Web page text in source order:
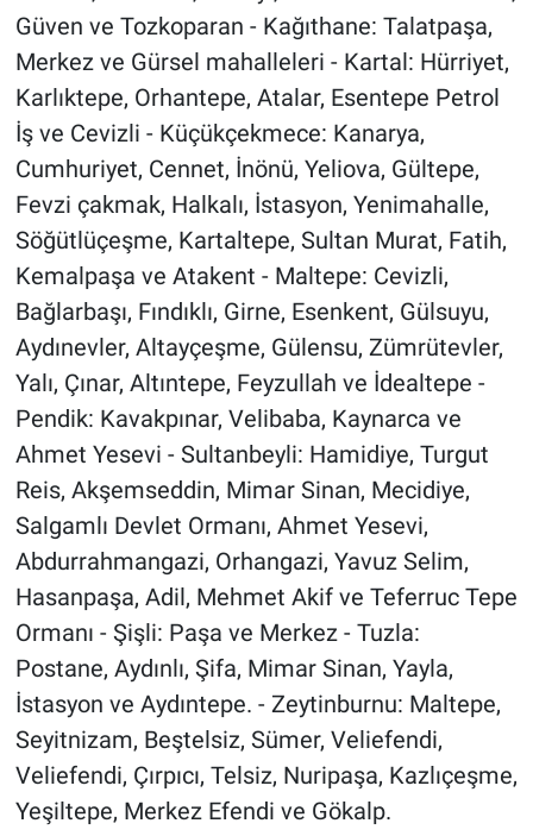
Güven ve Tozkoparan - Kağıthane: Talatpaşa,
Merkez ve Gürsel mahalleleri - Kartal: Hürriyet,
Karlıktepe, Orhantepe, Atalar, Esentepe Petrol
İş ve Cevizli - Küçükçekmece: Kanarya,
Cumhuriyet, Cennet, İnönü, Yeliova, Gültepe,
Fevzi çakmak, Halkalı, İstasyon, Yenimahalle,
Söğütlüçeşme, Kartaltepe, Sultan Murat, Fatih,
Kemalpaşa ve Atakent - Maltepe: Cevizli,
Bağlarbaşı, Fındıklı, Girne, Esenkent, Gülsuyu,
Aydınevler, Altayçeşme, Gülensu, Zümrütevler,
Yalı, Çınar, Altıntepe, Feyzullah ve İdealtepe -
Pendik: Kavakpınar, Velibaba, Kaynarca ve
Ahmet Yesevi - Sultanbeyli: Hamidiye, Turgut
Reis, Akşemseddin, Mimar Sinan, Mecidiye,
Salgamlı Devlet Ormanı, Ahmet Yesevi,
Abdurrahmangazi, Orhangazi, Yavuz Selim,
Hasanpaşa, Adil, Mehmet Akif ve Teferruc Tepe
Ormanı - Şişli: Paşa ve Merkez - Tuzla:
Postane, Aydınlı, Şifa, Mimar Sinan, Yayla,
İstasyon ve Aydıntepe. - Zeytinburnu: Maltepe,
Seyitnizam, Beştelsiz, Sümer, Veliefendi,
Veliefendi, Çırpıcı, Telsiz, Nuripaşa, Kazlıçeşme,
Yeşiltepe, Merkez Efendi ve Gökalp.